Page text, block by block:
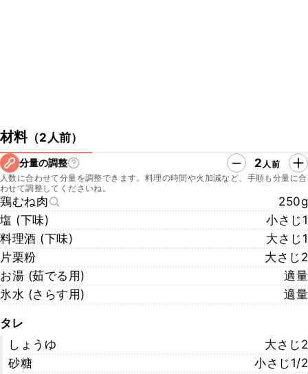
材料（2人前）
分量の調整 2 人前
人数に合わせて分量を調整できます。料理の時間や火加減など、手順も分量に合
わせて調整してくださいね。
鶏むね肉
250g
塩 (下味)
小さじ1
料理酒 (下味)
大さじ1
片栗粉
大さじ2
お湯 (茹でる用)
適量
氷水 (さらす用)
適量
タレ
しょうゆ
大さじ2
砂糖
小さじ1/2